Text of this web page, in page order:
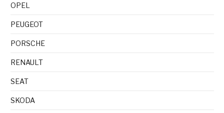
OPEL
PEUGEOT
PORSCHE
RENAULT
SEAT
SKODA